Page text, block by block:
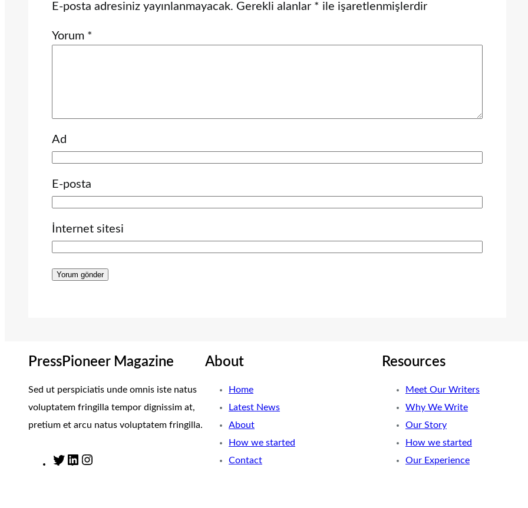
E-posta adresiniz yayınlanmayacak. Gerekli alanlar * ile işaretlenmişlerdir
Yorum *
Ad
E-posta
İnternet sitesi
PressPioneer Magazine
Sed ut perspiciatis unde omnis iste natus
voluptatem fringilla tempor dignissim at,
pretium et arcu natus voluptatem fringilla.
T
L
About
Home
Latest News
About
How we started
Contact
Resources
Meet Our Writers
Why We Write
Our Story
How we started
Our Experience